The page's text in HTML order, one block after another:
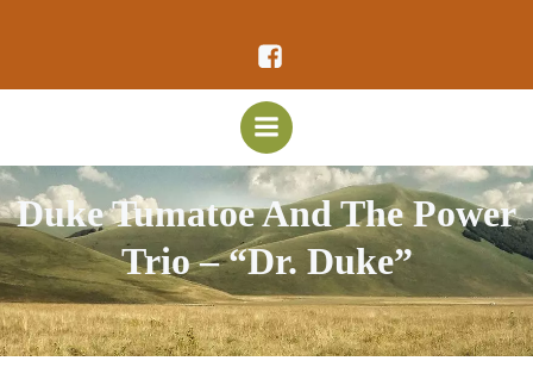
al
contenuto
Duke Tumatoe And The Power
Trio – “Dr. Duke”